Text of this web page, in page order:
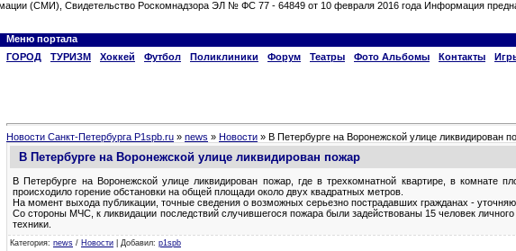
(СМИ), Свидетельство Роскомнадзора ЭЛ № ФС 77 - 64849 от 10 февраля 2016 года Информация
Меню портала
ГОРОД
ТУРИЗМ Хоккей Футбол Поликлиники Форум Театры Фото Альбомы Контакты
Новости Санкт-Петербурга P1spb.ru » news » Новости » В Петербурге на Воронежской улице ликвидирован
В Петербурге на Воронежской улице ликвидирован пожар
В Петербурге на Воронежской улице ликвидирован пожар, где в трехкомнатной квартире, в
происходило горение обстановки на общей площади около двух квадратных метров.
На момент выхода публикации, точные сведения о возможных серьезно пострадавших гражданах -
Со стороны МЧС, к ликвидации последствий случившегося пожара были задействованы 15 человек
техники.
Категория: news / Новости Добавил: p1spb